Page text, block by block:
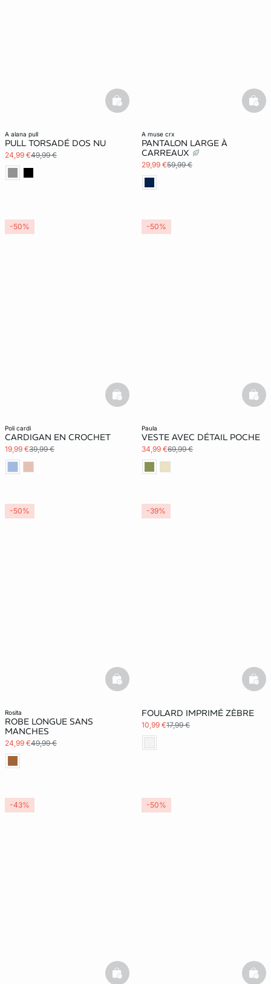
a alana pull
PULL TORSADÉ DOS NU
24,99 €49,99 €
basketfull
a muse crx
PANTALON LARGE À
CARREAUX
29,99 €59,99 €
poli cardi
CARDIGAN EN CROCHET
19,99 €39,99 €
basketfull
-50%
paula
VESTE AVEC DÉTAIL POCHE
34,99 €69,99 €
-50%
rosita
ROBE LONGUE SANS
MANCHES
24,99 €49,99 €
basketfull
-50%
FOULARD IMPRIMÉ ZÈBRE
10,99 €17,99 €
-39%
basketfull
-43% -50%